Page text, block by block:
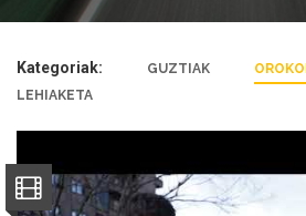
Kategoriak: GUZTIAK
LEHIAKETA